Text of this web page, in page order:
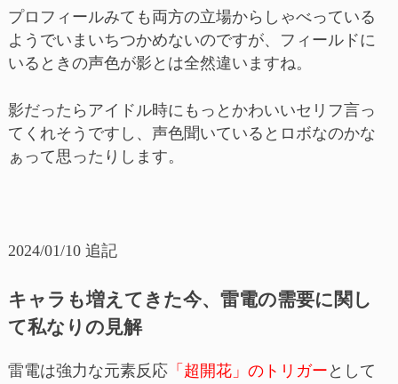
プロフィールみても両方の立場からしゃべっている
ようでいまいちつかめないのですが、フィールドに
いるときの声色が影とは全然違いますね。
影だったらアイドル時にもっとかわいいセリフ言っ
てくれそうですし、声色聞いているとロボなのかな
ぁって思ったりします。
2024/01/10 追記
キャラも増えてきた今、雷電の需要に関し
て私なりの見解
雷電は強力な元素反応「超開花」のトリガー として